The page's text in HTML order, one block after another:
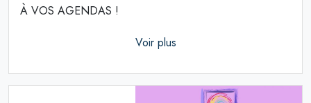
À VOS AGENDAS !
Voir plus